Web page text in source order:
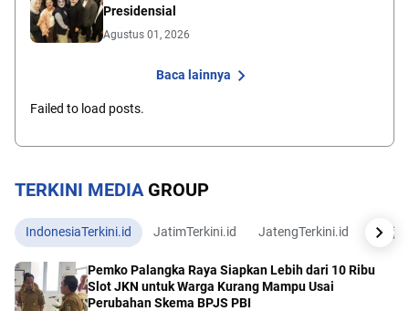
Presidensial
Agustus 01, 2026
Baca lainnya
Failed to load posts.
TERKINI MEDIAGROUP
IndonesiaTerkini.id JatimTerkini.id JatengTerkini.id
Pemko Palangka Raya Siapkan Lebih dari 10 Ribu
Slot JKN untuk Warga Kurang Mampu Usai
Perubahan Skema BPJS PBI